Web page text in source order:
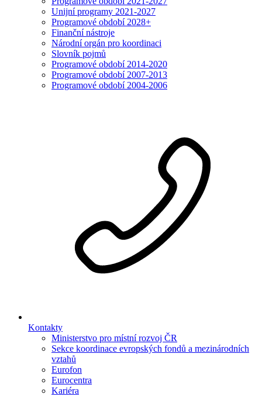
Unijní programy 2021-2027
Programové období 2028+
Finanční nástroje
Národní orgán pro koordinaci
Slovník pojmů
Programové období 2014-2020
Programové období 2007-2013
Programové období 2004-2006
Kontakty
Ministerstvo pro místní rozvoj ČR
Sekce koordinace evropských fondů a mezinárodních
vztahů
Eurofon
Eurocentra
Kariéra